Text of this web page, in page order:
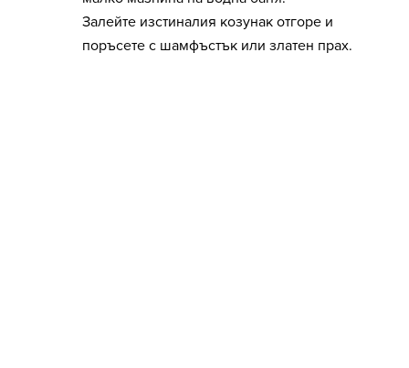
Залейте изстиналия козунак отгоре и
поръсете с шамфъстък или златен прах.